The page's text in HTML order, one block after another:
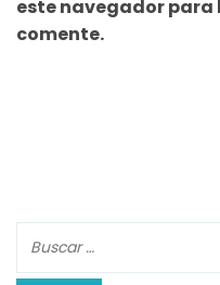
este navegador para
comente.